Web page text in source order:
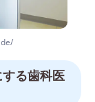
する歯科医